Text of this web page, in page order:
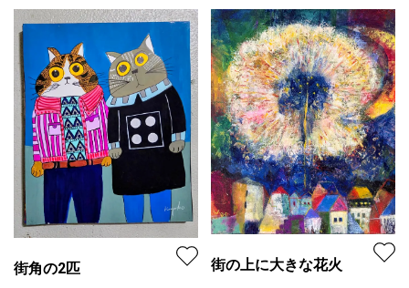
街角の2匹 街の上に大きな花火